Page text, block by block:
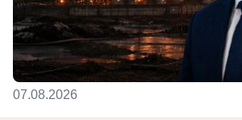
07.08.2026